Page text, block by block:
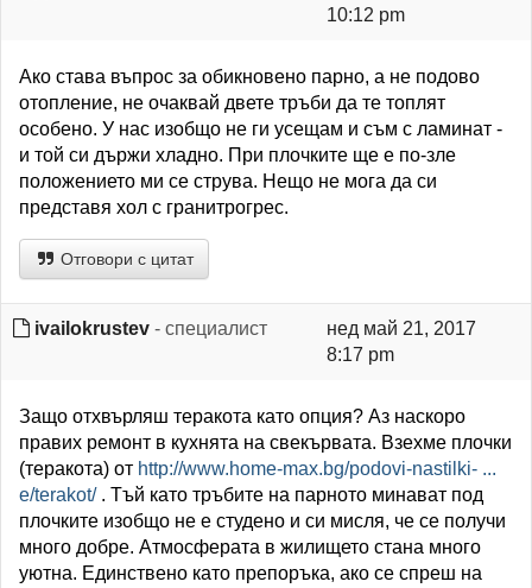
10:12 pm
Ако става въпрос за обикновено парно, а не подово
отопление, не очаквай двете тръби да те топлят
особено. У нас изобщо не ги усещам и съм с ламинат -
и той си държи хладно. При плочките ще е по-зле
положението ми се струва. Нещо не мога да си
представя хол с гранитрогрес.
Отговори с цитат
ivailokrustev - специалист
нед май 21, 2017
8:17 pm
Защо отхвърляш теракота като опция? Аз наскоро
правих ремонт в кухнята на свекървата. Взехме плочки
(теракота) от http://www.home-max.bg/podovi-nastilki- ...
e/terakot/. Тъй като тръбите на парното минават под
плочките изобщо не е студено и си мисля, че се получи
много добре. Атмосферата в жилището стана много
уютна. Единствено като препоръка, ако се спреш на